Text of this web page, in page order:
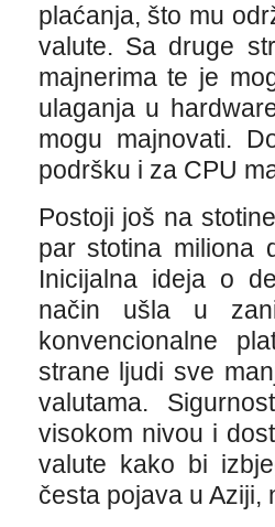
plaćanja, što mu
valute. Sa druge
majnerima te je
ulaganja u
mogu majnovati.
podršku i za CPU
Postoji još na
par stotina miliona
Inicijalna ideja o
način ušla u
konvencionalne
strane ljudi sve
valutama.
visokom nivou i
valute kako bi
česta pojava u Aziji,